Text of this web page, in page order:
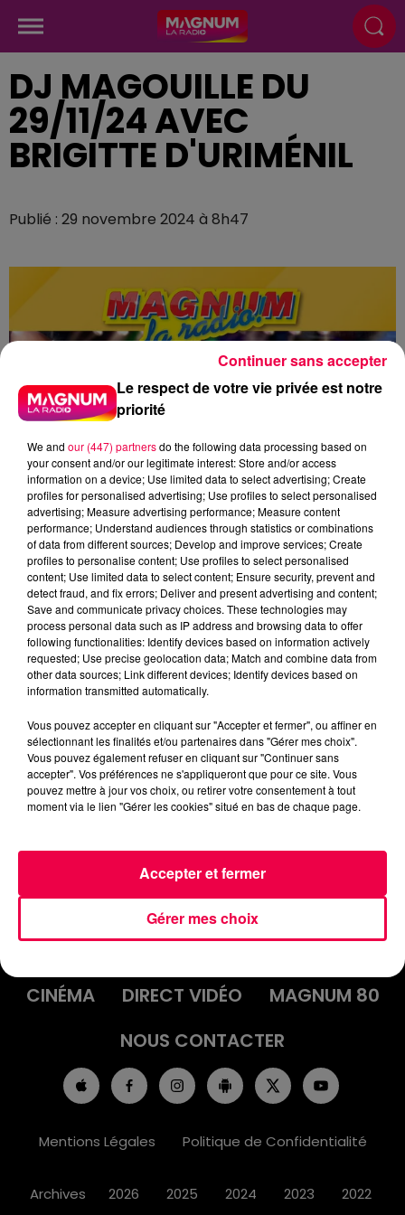
DJ MAGOUILLE DU
29/11/24 AVEC
BRIGITTE D'URIMÉNIL
Publié : 29 novembre 2024 à 8h47
DJ Magouille
Crédit :DJ Magouille
podcasts/2024/11/djmag291124.mp3
ACCUEIL INFOS
EMISSIONS
CINÉMA
DIRECT VIDÉO
MAGNUM 80
NOUS CONTACTER
Mentions Légales Politique de Confidentialité
Archives 2026 2025 2024 2023 2022
Le respect de votre vie privée est notre
priorité
We and our (447) partnersdo the following data processing based on
your consent and/or our legitimate interest: Store and/or access
information on a device; Use limited data to select advertising; Create
profiles for personalised advertising; Use profiles to select personalised
advertising; Measure advertising performance; Measure content
performance; Understand audiences through statistics or combinations
of data from different sources; Develop and improve services; Create
profiles to personalise content; Use profiles to select personalised
content; Use limited data to select content; Ensure security, prevent and
detect fraud, and fix errors; Deliver and present advertising and content;
Save and communicate privacy choices. These technologies may
process personal data such as IP address and browsing data to offer
following functionalities: Identify devices based on information actively
requested; Use precise geolocation data; Match and combine data from
other data sources; Link different devices; Identify devices based on
information transmitted automatically.
Vous pouvez accepter en cliquant sur "Accepter et fermer", ou affiner en
sélectionnant les finalités et/ou partenaires dans "Gérer mes choix".
Vous pouvez également refuser en cliquant sur "Continuer sans
accepter". Vos préférences ne s'appliqueront que pour ce site. Vous
pouvez mettre à jour vos choix, ou retirer votre consentement à tout
moment via le lien "Gérer les cookies" situé en bas de chaque page.
Gérer mes choix
Accepter et fermer
Continuer sans accepter